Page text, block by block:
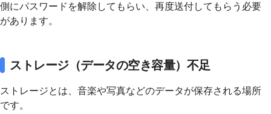
側にパスワードを解除してもらい、再度送付してもらう必要
があります。
ストレージ（データの空き容量）不足
ストレージとは、音楽や写真などのデータが保存される場所
です。